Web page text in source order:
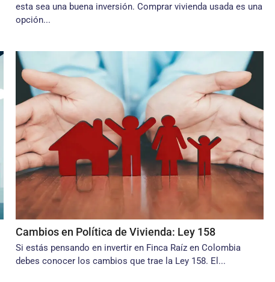
esta sea una buena inversión. Comprar vivienda usada es una
opción...
Cambios en Política de Vivienda: Ley 158
Si estás pensando en invertir en Finca Raíz en Colombia
debes conocer los cambios que trae la Ley 158. El...